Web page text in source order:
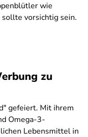
wie
vorsichtig sein.
zu
gefeiert. Mit ihrem
Omega-3-
Lebensmittel in